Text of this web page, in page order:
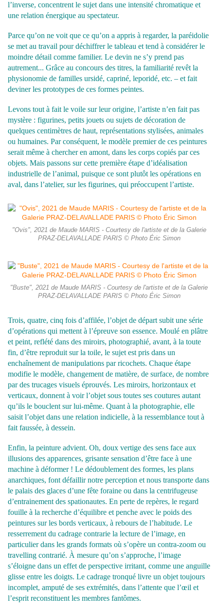
l’inverse, concentrent le sujet dans une intensité chromatique et
une relation énergique au spectateur.
Parce qu’on ne voit que ce qu’on a appris à regarder, la paréidolie
se met au travail pour déchiffrer le tableau et tend à considérer le
moindre détail comme familier. Le devin ne s’y prend pas
autrement... Grâce au concours des titres, la familiarité revêt la
physionomie de familles ursidé, capriné, leporidé, etc. – et fait
deviner les prototypes de ces formes peintes.
Levons tout à fait le voile sur leur origine, l’artiste n’en fait pas
mystère : figurines, petits jouets ou sujets de décoration de
quelques centimètres de haut, représentations stylisées, animales
ou humaines. Par conséquent, le modèle premier de ces peintures
serait même à chercher en amont, dans les corps copiés par ces
objets. Mais passons sur cette première étape d’idéalisation
industrielle de l’animal, puisque ce sont plutôt les opérations en
aval, dans l’atelier, sur les figurines, qui préoccupent l’artiste.
"Ovis", 2021 de Maude MARIS - Courtesy de l'artiste et de la Galerie
PRAZ-DELAVALLADE PARIS © Photo Éric Simon
"Buste", 2021 de Maude MARIS - Courtesy de l'artiste et de la Galerie
PRAZ-DELAVALLADE PARIS © Photo Éric Simon
Trois, quatre, cinq fois d’affilée, l’objet de départ subit une série
d’opérations qui mettent à l’épreuve son essence. Moulé en plâtre
et peint, reflété dans des miroirs, photographié, avant, à la toute
fin, d’être reproduit sur la toile, le sujet est pris dans un
enchaînement de manipulations par ricochets. Chaque étape
modifie le modèle, changement de matière, de surface, de nombre
par des trucages visuels éprouvés. Les miroirs, horizontaux et
verticaux, donnent à voir l’objet sous toutes ses coutures autant
qu’ils le bouclent sur lui-même. Quant à la photographie, elle
saisit l’objet dans une relation indicielle, à la ressemblance tout à
fait faussée, à dessein.
Enfin, la peinture advient. Oh, doux vertige des sens face aux
illusions des apparences, grisante sensation d’être face à une
machine à déformer ! Le dédoublement des formes, les plans
anarchiques, font défaillir notre perception et nous transporte dans
le palais des glaces d’une fête foraine ou dans la centrifugeuse
d’entrainement des spationautes. En perte de repères, le regard
fouille à la recherche d’équilibre et penche avec le poids des
peintures sur les bords verticaux, à rebours de l’habitude. Le
resserrement du cadrage contrarie la lecture de l’image, en
particulier dans les grands formats où s’opère un contra-zoom ou
travelling contrarié. À mesure qu’on s’approche, l’image
s’éloigne dans un effet de perspective irritant, comme une anguille
glisse entre les doigts. Le cadrage tronqué livre un objet toujours
incomplet, amputé de ses extrémités, dans l’attente que l’œil et
l’esprit reconstituent les membres fantômes.